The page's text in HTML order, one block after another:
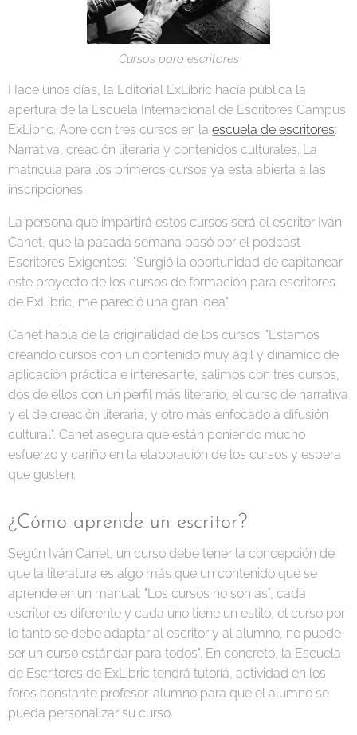
Cursos para escritores
Hace unos días, la Editorial ExLibric hacía pública la
apertura de la Escuela Internacional de Escritores Campus
ExLibric. Abre con tres cursos en la escuela de escritores:
Narrativa, creación literaria y contenidos culturales. La
matrícula para los primeros cursos ya está abierta a las
inscripciones.
La persona que impartirá estos cursos será el escritor Iván
Canet, que la pasada semana pasó por el podcast
Escritores Exigentes: "Surgió la oportunidad de capitanear
este proyecto de los cursos de formación para escritores
de ExLibric, me pareció una gran idea".
Canet habla de la originalidad de los cursos: "Estamos
creando cursos con un contenido muy ágil y dinámico de
aplicación práctica e interesante, salimos con tres cursos,
dos de ellos con un perfil más literario, el curso de narrativa
y el de creación literaria, y otro más enfocado a difusión
cultural". Canet asegura que están poniendo mucho
esfuerzo y cariño en la elaboración de los cursos y espera
que gusten.
¿Cómo aprende un escritor?
Según Iván Canet, un curso debe tener la concepción de
que la literatura es algo más que un contenido que se
aprende en un manual: "Los cursos no son así, cada
escritor es diferente y cada uno tiene un estilo, el curso por
lo tanto se debe adaptar al escritor y al alumno, no puede
ser un curso estándar para todos". En concreto, la Escuela
de Escritores de ExLibric tendrá tutoríá, actividad en los
foros constante profesor-alumno para que el alumno se
pueda personalizar su curso.